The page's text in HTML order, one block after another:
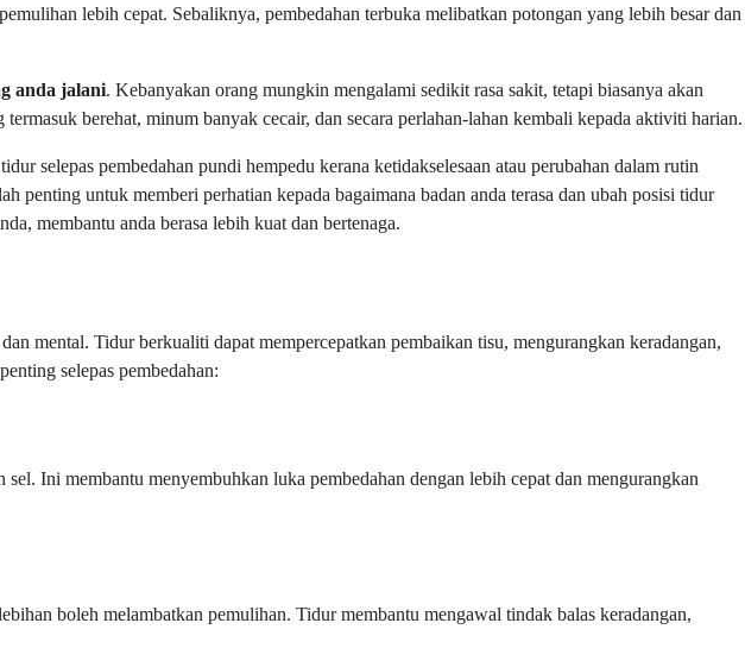
lebih cepat. Sebaliknya, pembedahan terbuka melibatkan potongan yang lebih besar dan
anda jalani. Kebanyakan orang mungkin mengalami sedikit rasa sakit, tetapi biasanya akan
berehat, minum banyak cecair, dan secara perlahan-lahan kembali kepada aktiviti harian.
selepas pembedahan pundi hempedu kerana ketidakselesaan atau perubahan dalam rutin
penting untuk memberi perhatian kepada bagaimana badan anda terasa dan ubah posisi tidur
membantu anda berasa lebih kuat dan bertenaga.
mental. Tidur berkualiti dapat mempercepatkan pembaikan tisu, mengurangkan keradangan,
selepas pembedahan:
Ini membantu menyembuhkan luka pembedahan dengan lebih cepat dan mengurangkan
boleh melambatkan pemulihan. Tidur membantu mengawal tindak balas keradangan,